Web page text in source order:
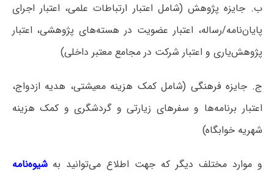
ب. جایزه پژوهش (شامل اعتبار ارتباطات علمی، اعتبار اجرای
پایان‌نامه/رساله، اعتبار عضویت در هسته‌های پژوهشی، اعتبار
پژوهش‌یاری و اعتبار شرکت در مجامع معتبر داخلی)
ج. جایزه فرهنگی (شامل کمک هزینه معیشتی، هدیه ازدواج،
اعتبار برنامه‌ها و سفرهای زیارتی و گردشگری و کمک هزینه
شهریه خوابگاه)
و موارد مختلف دیگر که جهت اطلاع می‌توانید بهشیوه‌نامه